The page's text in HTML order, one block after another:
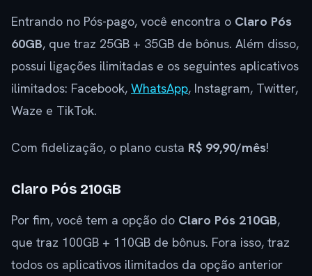
Entrando no Pós-pago, você encontra o Claro Pós
60GB, que traz 25GB + 35GB de bônus. Além disso,
possui ligações ilimitadas e os seguintes aplicativos
ilimitados: Facebook, WhatsApp, Instagram, Twitter,
Waze e TikTok.
Com fidelização, o plano custa R$ 99,90/mês!
Claro Pós 210GB
Por fim, você tem a opção do Claro Pós 210GB,
que traz 100GB + 110GB de bônus. Fora isso, traz
todos os aplicativos ilimitados da opção anterior